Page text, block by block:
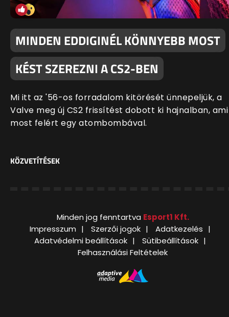
MINDEN EDDIGINÉL KÖNNYEBB MOST
KÉST SZEREZNI A CS2-BEN
Mi itt az '56-os forradalom kitörését ünnepeljük, a
Valve meg új CS2 frissítést dobott ki hajnalban, ami
most felért egy atombombával.
KÖZVETÍTÉSEK
Minden jog fenntartva Esport1 Kft.
Impresszum
Szerzői jogok
Adatkezelés
Adatvédelmi beállítások
Sütibeállítások
Felhasználási Feltételek